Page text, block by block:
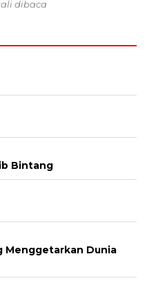
dibaca
Bintang
Menggetarkan Dunia